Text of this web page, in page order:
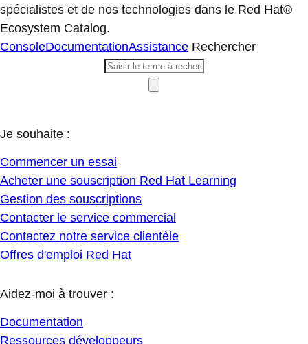
spécialistes et de nos technologies dans le Red Hat®
Ecosystem Catalog.
ConsoleDocumentationAssistance Rechercher
Je souhaite :
Commencer un essai
Acheter une souscription Red Hat Learning
Gestion des souscriptions
Contacter le service commercial
Contactez notre service clientèle
Offres d'emploi Red Hat
Aidez-moi à trouver :
Documentation
Ressources développeurs